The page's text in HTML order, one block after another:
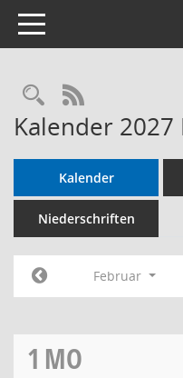
Toggle navigation
RSS-Feed
Kalender 2027
Kalender
Niederschriften
Februar
1 MO